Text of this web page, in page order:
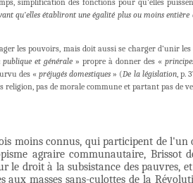
simplification des fonctions pour qu’elles
qu’elles établiront une égalité plus ou moins
les pouvoirs, mais doit aussi se charger d’unir
publique et générale » propre à donner des «
des «préjugés domestiques » (De la législation, p.
pas de morale commune et partant pas de
moins connus, qui participent de l'un
agraire communautaire, Brissot
droit à la subsistance des pauvres,
masses sans-culottes de la